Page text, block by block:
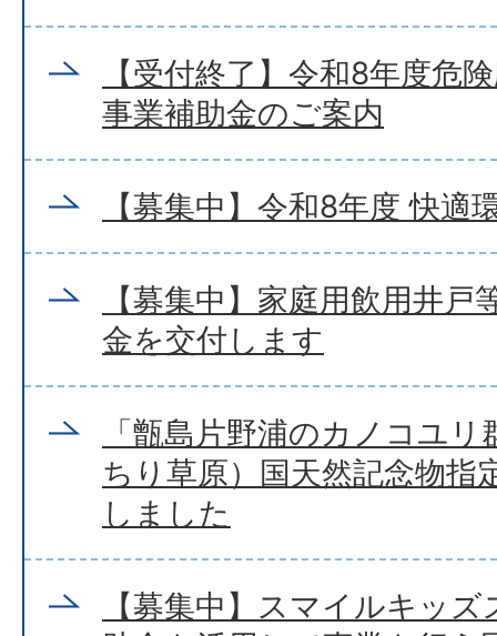
【受付終了】令和8年度危
事業補助金のご案内
【募集中】令和8年度 快適
【募集中】家庭用飲用井戸
金を交付します
「甑島片野浦のカノコユ
ちり草原）国天然記念物指
しました
【募集中】スマイルキッ